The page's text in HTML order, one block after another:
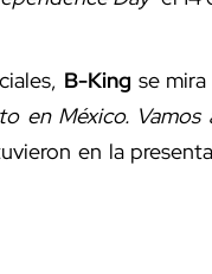
B-King se
en México.
en la